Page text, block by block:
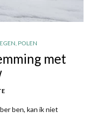
, POLEN
met
ben, kan ik niet